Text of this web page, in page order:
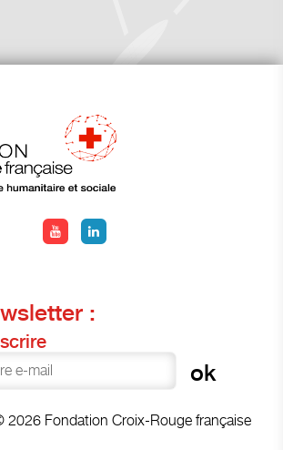
:
2026 Fondation Croix-Rouge française